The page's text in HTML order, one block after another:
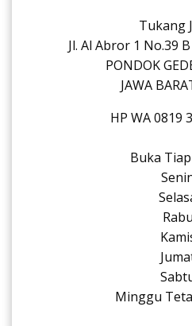
Tukang
Jl. Al Abror 1 No.39
PONDOK
JAWA
HP WA 0819
Buka
Rabu
Minggu